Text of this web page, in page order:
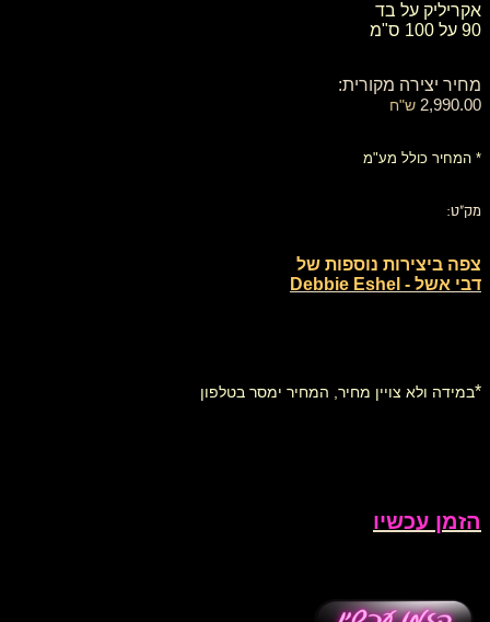
אקריליק על בד
90 על 100 ס"מ
מחיר יצירה מקורית:
2,990.00 ש"ח
* המחיר כולל מע"מ
מק"ט:
צפה ביצירות נוספות של
דבי אשל - Debbie Eshel
*במידה ולא צויין מחיר, המחיר ימסר בטלפון
הזמן עכשיו